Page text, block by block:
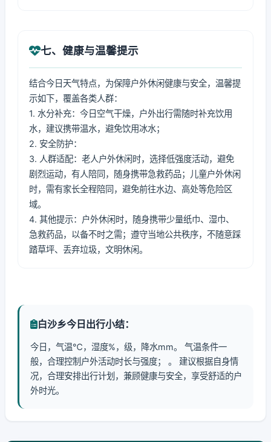
七、健康与温馨提示
结合今日天气特点，为保障户外休闲健康与安全，温馨提
示如下，覆盖各类人群：
1. 水分补充：今日空气干燥，户外出行需随时补充饮用
水，建议携带温水，避免饮用冰水；
2. 安全防护：
3. 人群适配：老人户外休闲时，选择低强度活动，避免
剧烈运动，有人陪同，随身携带急救药品；儿童户外休闲
时，需有家长全程陪同，避免前往水边、高处等危险区
域。
4. 其他提示：户外休闲时，随身携带少量纸巾、湿巾、
急救药品，以备不时之需；遵守当地公共秩序，不随意踩
踏草坪、丢弃垃圾，文明休闲。
白沙乡今日出行小结：
今日，气温℃，湿度%，级，降水mm。 气温条件一
般，合理控制户外活动时长与强度； 。 建议根据自身情
况，合理安排出行计划，兼顾健康与安全，享受舒适的户
外时光。